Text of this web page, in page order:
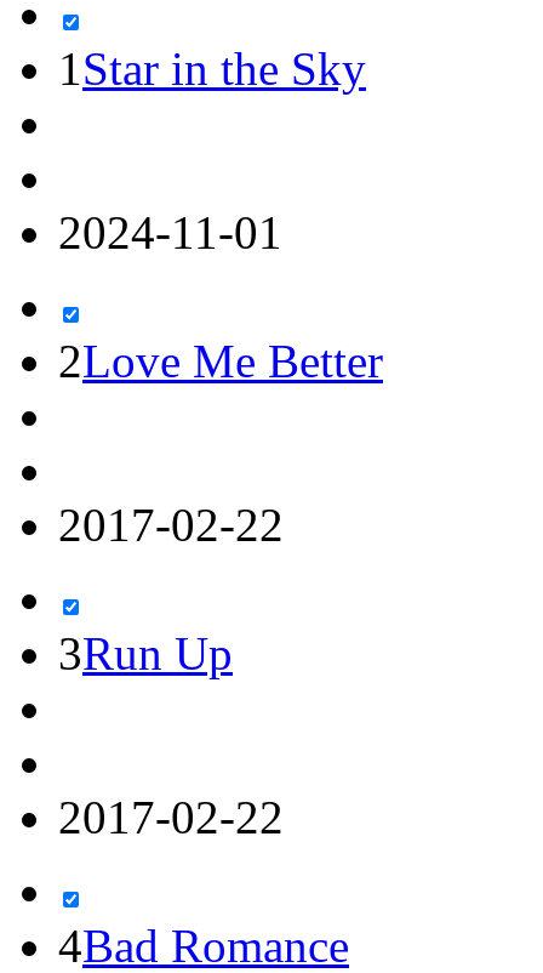
1Star in the Sky
2024-11-01
2Love Me Better
2017-02-22
3Run Up
2017-02-22
4Bad Romance